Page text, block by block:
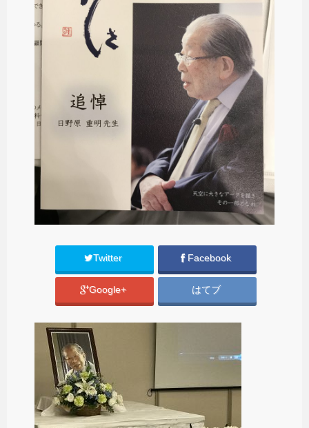
Twitter Facebook
Google+ はてブ